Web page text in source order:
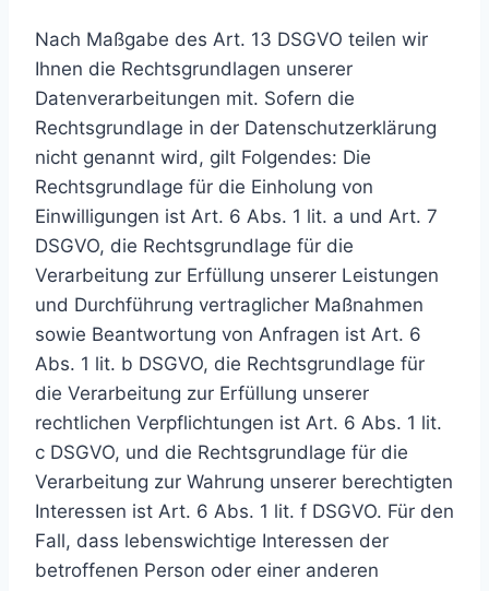
Nach Maßgabe des Art. 13 DSGVO teilen wir
Ihnen die Rechtsgrundlagen unserer
Datenverarbeitungen mit. Sofern die
Rechtsgrundlage in der Datenschutzerklärung
nicht genannt wird, gilt Folgendes: Die
Rechtsgrundlage für die Einholung von
Einwilligungen ist Art. 6 Abs. 1 lit. a und Art. 7
DSGVO, die Rechtsgrundlage für die
Verarbeitung zur Erfüllung unserer Leistungen
und Durchführung vertraglicher Maßnahmen
sowie Beantwortung von Anfragen ist Art. 6
Abs. 1 lit. b DSGVO, die Rechtsgrundlage für
die Verarbeitung zur Erfüllung unserer
rechtlichen Verpflichtungen ist Art. 6 Abs. 1 lit.
c DSGVO, und die Rechtsgrundlage für die
Verarbeitung zur Wahrung unserer berechtigten
Interessen ist Art. 6 Abs. 1 lit. f DSGVO. Für den
Fall, dass lebenswichtige Interessen der
betroffenen Person oder einer anderen